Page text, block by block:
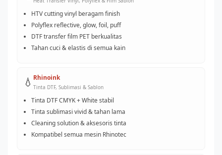
HTV cutting vinyl beragam finish
Polyflex reflective, glow, foil, puff
DTF transfer film PET berkualitas
Tahan cuci & elastis di semua kain
💧 Rhinoink
Tinta DTF, Sublimasi & Sablon
Tinta DTF CMYK + White stabil
Tinta sublimasi vivid & tahan lama
Cleaning solution & aksesoris tinta
Kompatibel semua mesin Rhinotec